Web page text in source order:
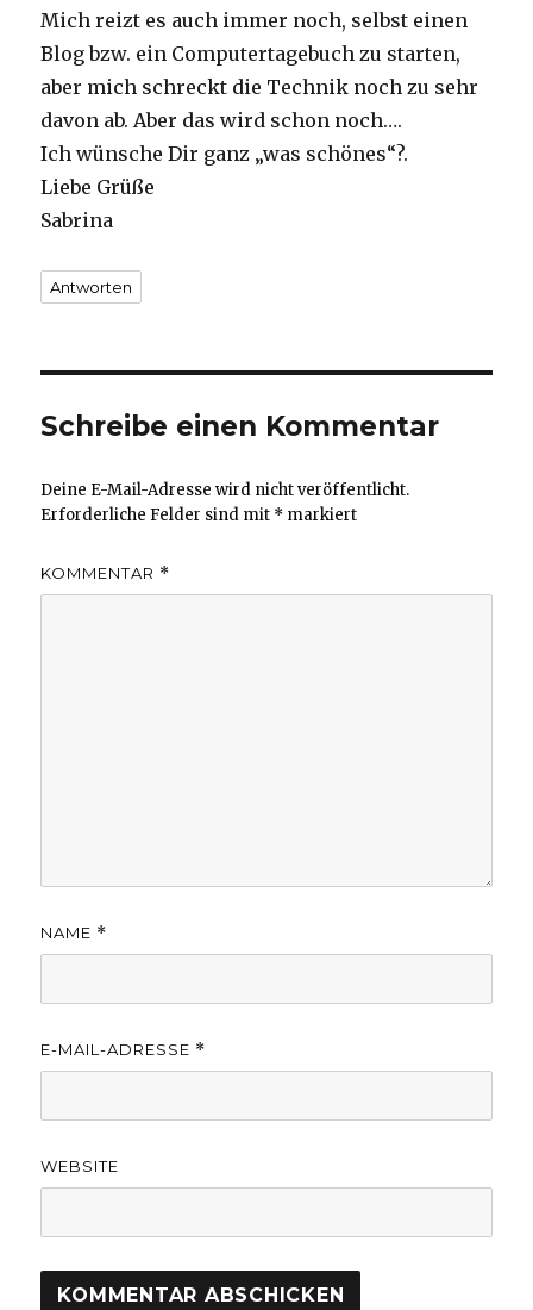
Mich reizt es auch immer noch, selbst einen
Blog bzw. ein Computertagebuch zu starten,
aber mich schreckt die Technik noch zu sehr
davon ab. Aber das wird schon noch….
Ich wünsche Dir ganz „was schönes“?.
Liebe Grüße
Sabrina
Antworten
Schreibe einen Kommentar
Deine E-Mail-Adresse wird nicht veröffentlicht.
Erforderliche Felder sind mit * markiert
KOMMENTAR *
NAME *
E-MAIL-ADRESSE *
WEBSITE